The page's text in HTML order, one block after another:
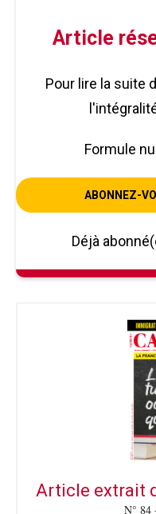
Article
Pour lire la suite
Formule
ABONNEZ-
Déjà
Article extrait
N° 84